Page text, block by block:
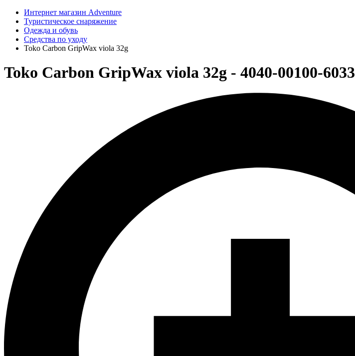
Интернет магазин Adventure
Туристическое снаряжение
Одежда и обувь
Средства по уходу
Toko Carbon GripWax viola 32g
Toko Carbon GripWax viola 32g - 4040-00100-6033